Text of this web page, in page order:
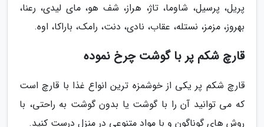
پریل، پرسیل، شاوما، تاژ، هراز، شف هو، مای لیدی، رعنا،
بهروز، مزمز، نستله، عقاب، نادی، دنت، رامک، باراکا، اوه.
قارچ شکم پر با گوشت چرخ نموده
قارچ شکم پر یکی از خوشمزه ترین انواع غذا با قارچ است
که می توانید آن را با گوشت یا بدون گوشت به راحتی، با
روش های گوناگون و با مواد متنوعی در منزل درست کنید.